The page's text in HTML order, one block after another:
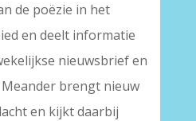
de poëzie in het
en deelt informatie
nieuwsbrief en
brengt nieuw
en kijkt daarbij